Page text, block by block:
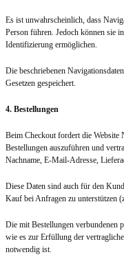
Es ist unwahrscheinlich, dass
Person führen. Jedoch können sie
Identifizierung ermöglichen.
Die beschriebenen
Gesetzen gespeichert.
4. Bestellungen
Beim Checkout fordert die Website
Bestellungen auszuführen und
Nachname, E-Mail-Adresse,
Diese Daten sind auch für den
Kauf bei Anfragen zu unterstützen
Die mit Bestellungen verbundenen
wie es zur Erfüllung der
notwendig ist.